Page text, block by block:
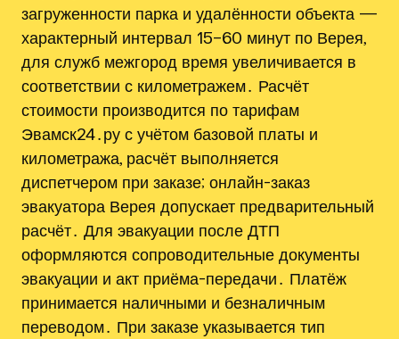
загруженности парка и удалённости объекта —
характерный интервал 15–60 минут по Верея‚
для служб межгород время увеличивается в
соответствии с километражем․ Расчёт
стоимости производится по тарифам
Эвамск24․ру с учётом базовой платы и
километража, расчёт выполняется
диспетчером при заказе; онлайн-заказ
эвакуатора Верея допускает предварительный
расчёт․ Для эвакуации после ДТП
оформляются сопроводительные документы
эвакуации и акт приёма-передачи․ Платёж
принимается наличными и безналичным
переводом․ При заказе указывается тип